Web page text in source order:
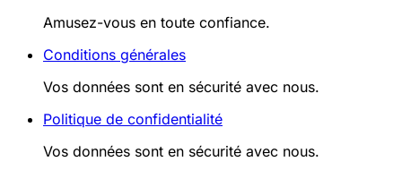
Amusez-vous en toute confiance.
Conditions générales
Vos données sont en sécurité avec nous.
Politique de confidentialité
Vos données sont en sécurité avec nous.